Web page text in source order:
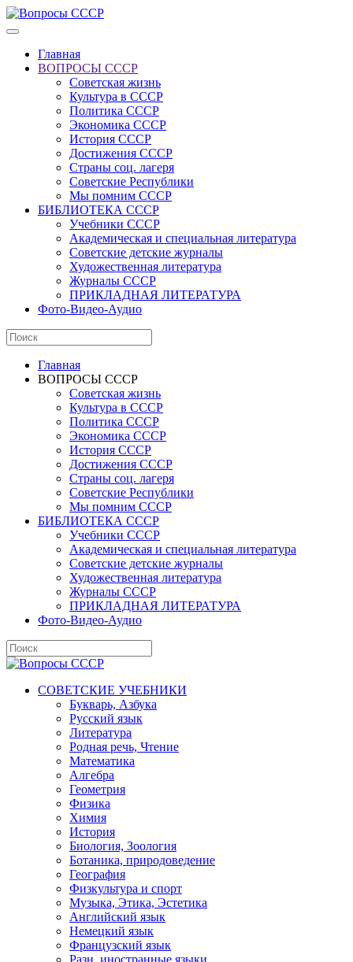
Главная
ВОПРОСЫ СССР
Советская жизнь
Культура в СССР
Политика СССР
Экономика СССР
История СССР
Достижения СССР
Страны соц. лагеря
Советские Республики
Мы помним СССР
БИБЛИОТЕКА СССР
Учебники СССР
Академическая и специальная литература
Советские детские журналы
Художественная литература
Журналы СССР
ПРИКЛАДНАЯ ЛИТЕРАТУРА
Фото-Видео-Аудио
Главная
ВОПРОСЫ СССР
Советская жизнь
Культура в СССР
Политика СССР
Экономика СССР
История СССР
Достижения СССР
Страны соц. лагеря
Советские Республики
Мы помним СССР
БИБЛИОТЕКА СССР
Учебники СССР
Академическая и специальная литература
Советские детские журналы
Художественная литература
Журналы СССР
ПРИКЛАДНАЯ ЛИТЕРАТУРА
Фото-Видео-Аудио
СОВЕТСКИЕ УЧЕБНИКИ
Букварь, Азбука
Русский язык
Литература
Родная речь, Чтение
Математика
Алгебра
Геометрия
Физика
Химия
История
Биология, Зоология
Ботаника, природоведение
География
Физкультура и спорт
Музыка, Этика, Эстетика
Английский язык
Немецкий язык
Французский язык
Разн. иностранные языки